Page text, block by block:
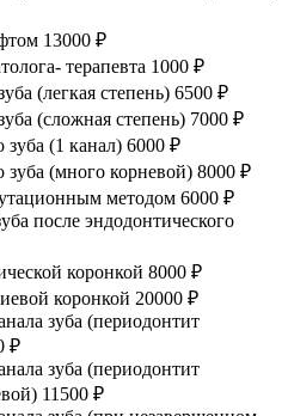
13000 ₽
терапевта 1000 ₽
(легкая степень) 6500 ₽
(сложная степень) 7000 ₽
(1 канал) 6000 ₽
зуба (много корневой) 8000 ₽
методом 6000 ₽
после эндодонтического
коронкой 8000 ₽
коронкой 20000 ₽
зуба (периодонтит
₽
зуба (периодонтит
11500 ₽